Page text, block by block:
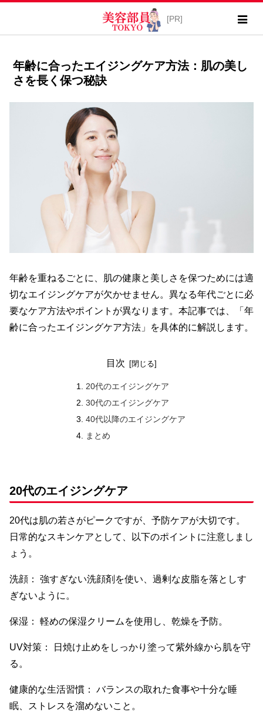
年齢に合ったエイジングケア方法：肌の美し
さを長く保つ秘訣
年齢を重ねるごとに、肌の健康と美しさを保つためには適
切なエイジングケアが欠かせません。異なる年代ごとに必
要なケア方法やポイントが異なります。本記事では、「年
齢に合ったエイジングケア方法」を具体的に解説します。
目次
20代のエイジングケア
30代のエイジングケア
40代以降のエイジングケア
まとめ
20代のエイジングケア
20代は肌の若さがピークですが、予防ケアが大切です。
日常的なスキンケアとして、以下のポイントに注意しまし
ょう。
洗顔： 強すぎない洗顔剤を使い、過剰な皮脂を落としす
ぎないように。
保湿： 軽めの保湿クリームを使用し、乾燥を予防。
UV対策： 日焼け止めをしっかり塗って紫外線から肌を守
る。
健康的な生活習慣： バランスの取れた食事や十分な睡
眠、ストレスを溜めないこと。